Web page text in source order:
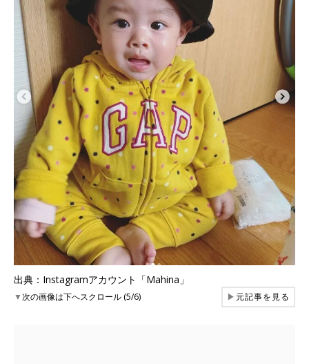
出典：Instagramアカウント「Mahina」
▼次の画像は下へスクロール (5/6) ▶元記事を見る